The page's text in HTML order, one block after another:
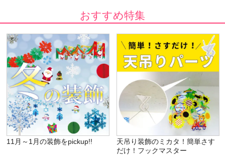
おすすめ特集
11月～1月の装飾をpickup!!
天吊り装飾のミカタ！簡単さす
だけ！フックマスター